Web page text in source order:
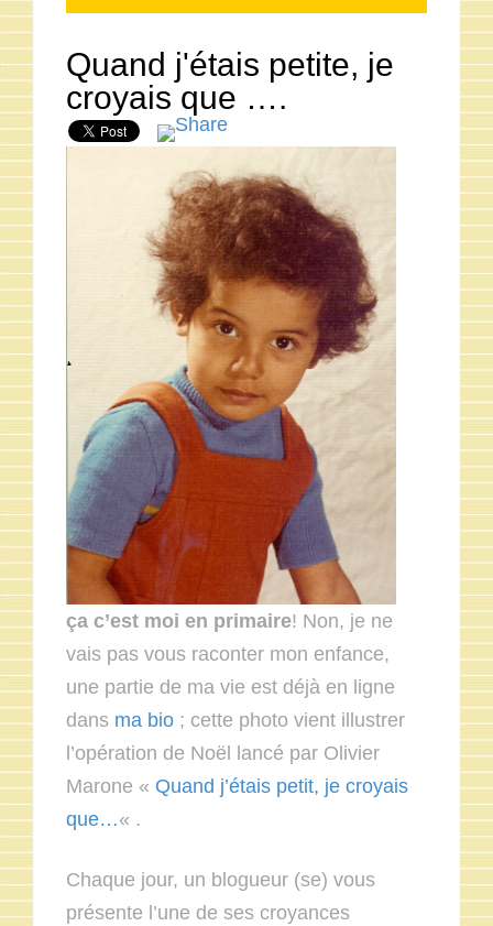
Quand j'étais petite, je
croyais que ….
ça c’est moi en primaire! Non, je ne
vais pas vous raconter mon enfance,
une partie de ma vie est déjà en ligne
dans ma bio ; cette photo vient illustrer
l’opération de Noël lancé par Olivier
Marone « Quand j’étais petit, je croyais
que…« .
Chaque jour, un blogueur (se) vous
présente l’une de ses croyances